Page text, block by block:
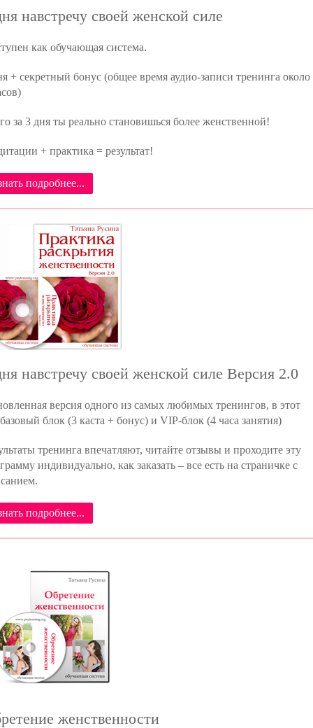
навстречу своей женской силе
как обучающая система.
+ секретный бонус (общее время аудио-записи тренинга около
за 3 дня ты реально становишься более женственной!
+ практика = результат!
подробнее...
навстречу своей женской силе Версия 2.0
версия одного из самых любимых тренингов, в этот
блок (3 каста + бонус) и VIP-блок (4 часа занятия)
тренинга впечатляют, читайте отзывы и проходите эту
индивидуально, как заказать – все есть на страничке с
подробнее...
женственности